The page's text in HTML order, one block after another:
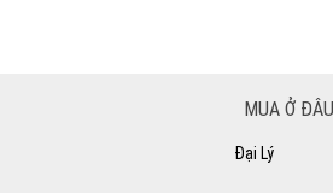
MUA Ở
Đại Lý